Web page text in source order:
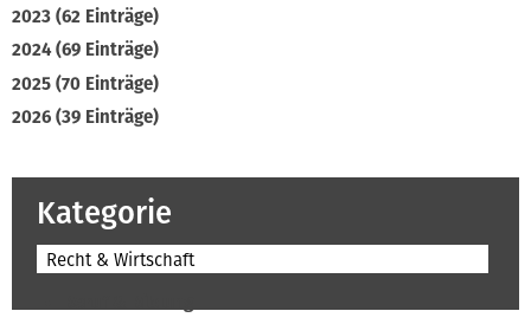
2023 (62 Einträge)
2024 (69 Einträge)
2025 (70 Einträge)
2026 (39 Einträge)
Kategorie
Recht & Wirtschaft